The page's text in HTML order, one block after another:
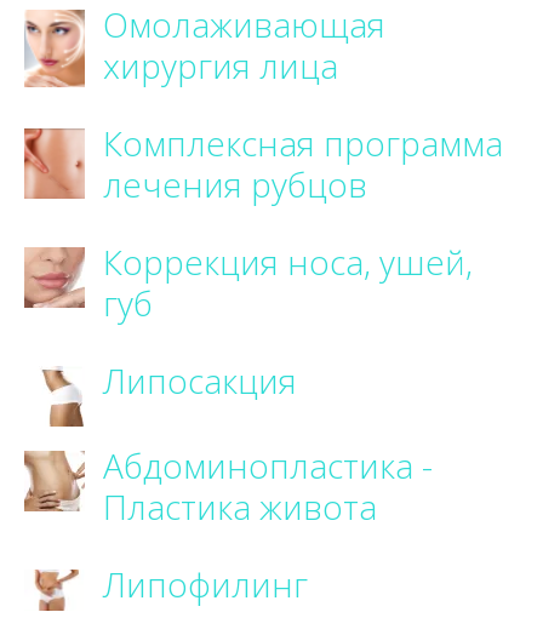
Омолаживающая
хирургия лица
Комплексная программа
лечения рубцов
Коррекция носа, ушей,
губ
Липосакция
Абдоминопластика -
Пластика живота
Липофилинг